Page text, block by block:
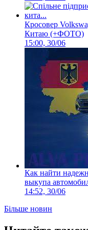
Кросовер
Китаю (+ФОТО)
15:00, 30/06
Как найти
выкупа
14:52, 30/06
Більше новин